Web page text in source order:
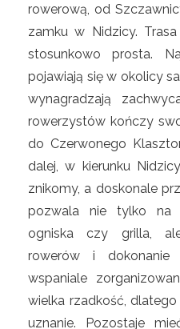
rowerową, od
zamku w Nidzicy.
stosunkowo prosta.
pojawiają się w okolicy
wynagradzają
rowerzystów kończy
do Czerwonego
dalej, w kierunku
znikomy, a doskonale
pozwala nie tylko na
ogniska czy grilla,
rowerów i dokonanie
wspaniale
wielka rzadkość,
uznanie. Pozostaje